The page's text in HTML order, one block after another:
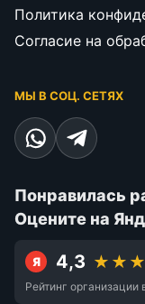
Политика
Согласие на
МЫ В СОЦ. СЕТЯХ
Понравилась
Оцените на
Я 4,3
Рейтинг организации